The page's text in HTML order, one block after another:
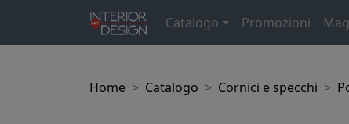
Catalogo Promozioni
Home Catalogo Cornici e specchi